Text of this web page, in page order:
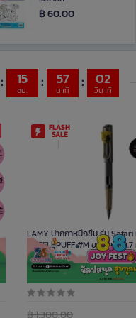
฿ 60.00
: 15
ชม. : 57
นาที : 00
วินาที
FLASH
SALE
LAMY ปากกาหมึกซึม รุ่น
HUFFLEPUFF #M ขนาดหัว
฿ 1,300.00